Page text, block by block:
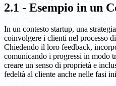
2.1 - Esempio in un
In un contesto startup, una
coinvolgere i clienti nel processo
Chiedendo il loro feedback,
comunicando i progressi in modo
creare un senso di proprietà e
fedeltà al cliente anche nelle fasi